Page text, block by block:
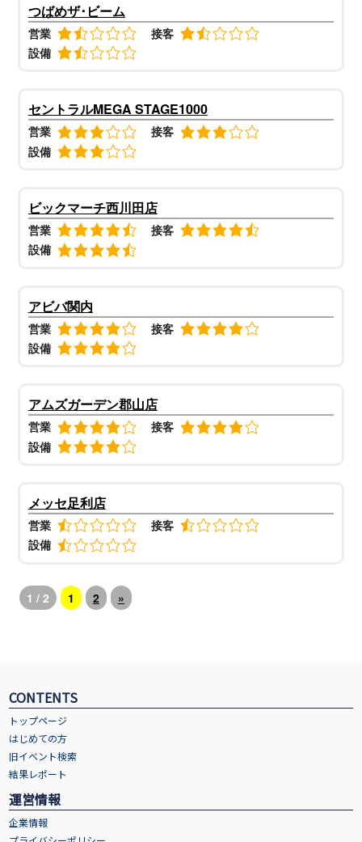
つばめザ･ビーム
営業
接客
設備
セントラルMEGA STAGE1000
営業
接客
設備
ビックマーチ西川田店
営業
接客
設備
アビバ関内
営業
接客
設備
アムズガーデン郡山店
営業
接客
設備
メッセ足利店
営業
接客
設備
1 / 2 1 2 »
CONTENTS
トップページ
はじめての方
旧イベント検索
結果レポート
運営情報
企業情報